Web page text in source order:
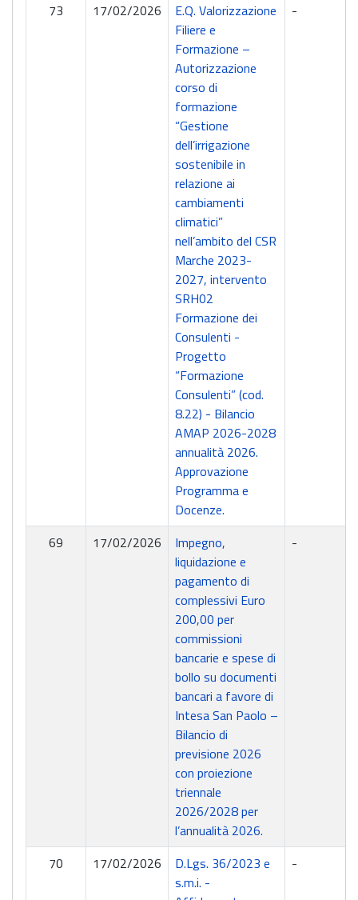
73 17/02/2026
E.Q. Valorizzazione
Filiere e
Formazione –
Autorizzazione
corso di
formazione
“Gestione
dell’irrigazione
sostenibile in
relazione ai
cambiamenti
climatici”
nell’ambito del CSR
Marche 2023-
2027, intervento
SRH02
Formazione dei
Consulenti -
Progetto
“Formazione
Consulenti” (cod.
8.22) - Bilancio
AMAP 2026-2028
annualità 2026.
Approvazione
Programma e
Docenze.
-
69 17/02/2026
Impegno,
liquidazione e
pagamento di
complessivi Euro
200,00 per
commissioni
bancarie e spese di
bollo su documenti
bancari a favore di
Intesa San Paolo –
Bilancio di
previsione 2026
con proiezione
triennale
2026/2028 per
l’annualità 2026.
-
70 17/02/2026
D.Lgs. 36/2023 e
s.m.i. -
-